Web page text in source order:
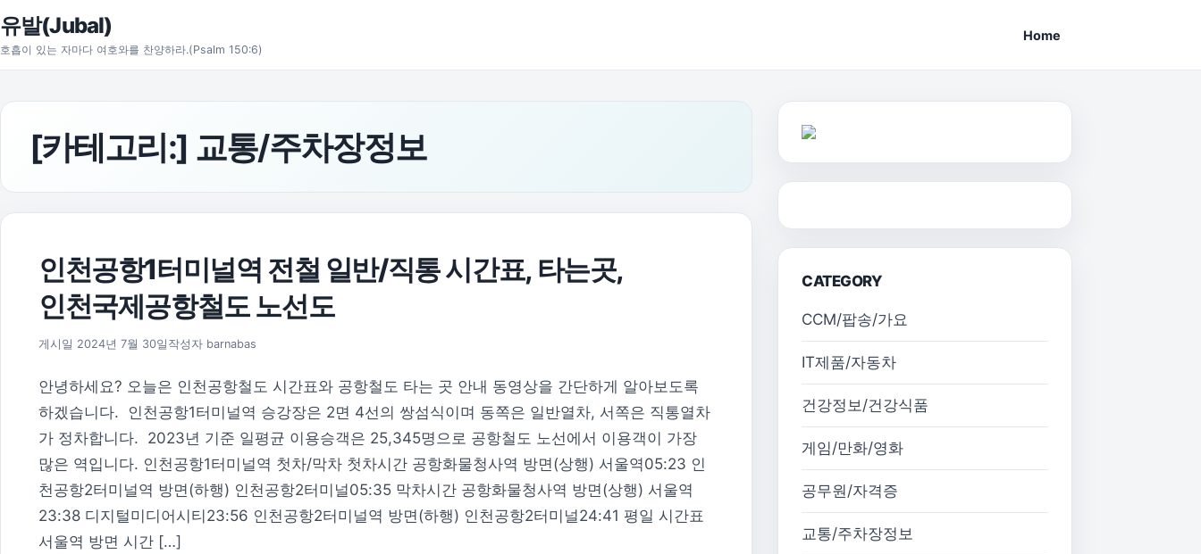
본문으로 건너뛰기
유발(Jubal)
호흡이 있는 자마다 여호와를 찬양하라.(Psalm 150:6)
Home
[카테고리:] 교통/주차장정보
인천공항1터미널역 전철 일반/직통 시간표, 타는곳,
인천국제공항철도 노선도
게시일 2024년 7월 30일 2024년 8월 1일
작성자 barnabas
안녕하세요? 오늘은 인천공항철도 시간표와 공항철도 타는 곳 안내 동영상을 간단하게 알아보도록
하겠습니다. 인천공항1터미널역 승강장은 2면 4선의 쌍섬식이며 동쪽은 일반열차, 서쪽은 직통열차
가 정차합니다. 2023년 기준 일평균 이용승객은 25,345명으로 공항철도 노선에서 이용객이 가장
많은 역입니다. 인천공항1터미널역 첫차/막차 첫차시간 공항화물청사역 방면(상행) 서울역05:23 인
천공항2터미널역 방면(하행) 인천공항2터미널05:35 막차시간 공항화물청사역 방면(상행) 서울역
23:38 디지털미디어시티23:56 인천공항2터미널역 방면(하행) 인천공항2터미널24:41 평일 시간표
서울역 방면 시간 […]
CATEGORY
CCM/팝송/가요
IT제품/자동차
건강정보/건강식품
게임/만화/영화
공무원/자격증
교통/주차장정보